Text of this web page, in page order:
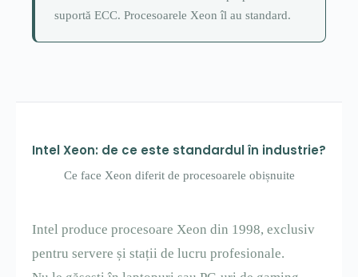
suportă ECC. Procesoarele Xeon îl au standard.
Intel Xeon: de ce este standardul în industrie?
Ce face Xeon diferit de procesoarele obișnuite
Intel produce procesoare Xeon din 1998, exclusiv
pentru servere și stații de lucru profesionale.